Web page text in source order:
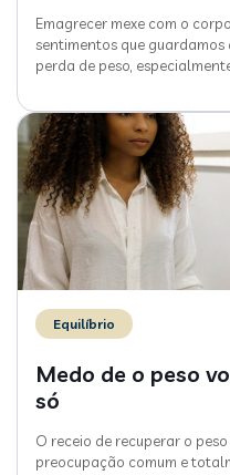
Emagrecer mexe com o
sentimentos que guardamos
perda de peso,
Equilíbrio
Medo de o peso
só
O receio de recuperar o
preocupação comum e